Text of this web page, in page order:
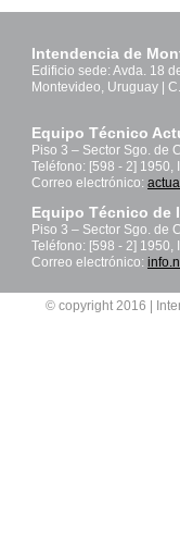
Intendencia de
Edificio sede: Avda. 18
Montevideo, Uruguay |
Equipo Técnico
Piso 3 – Sector Sgo. de
Teléfono: [598 - 2] 1950,
Correo electrónico:
Equipo Técnico de
Piso 3 – Sector Sgo. de
Teléfono: [598 - 2] 1950,
Correo electrónico:
© copyright 2016 |